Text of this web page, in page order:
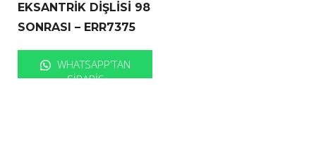
EKSANTRİK DİŞLİSİ 98
SONRASI – ERR7375
WHATSAPP'TAN
SIPARIŞ